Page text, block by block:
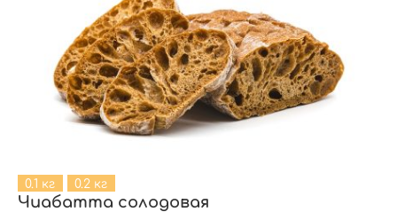
0.1 кг 0.2 кг
Чиабатта солодовая